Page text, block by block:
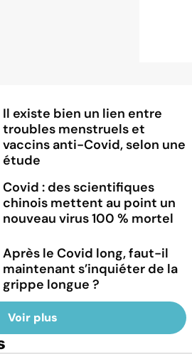
Il existe bien un lien entre
troubles menstruels et
vaccins anti-Covid, selon une
étude
Covid : des scientifiques
chinois mettent au point un
nouveau virus 100 % mortel
Après le Covid long, faut-il
maintenant s’inquiéter de la
grippe longue ?
Voir plus